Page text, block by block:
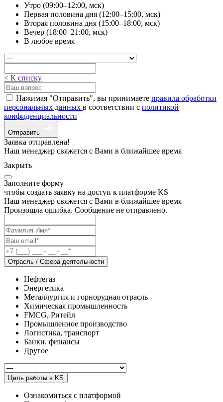
Утро (09:00–12:00, мск)
Первая половина дня (12:00–15:00, мск)
Вторая половина дня (15:00–18:00, мск)
Вечер (18:00–21:00, мск)
В любое время
< К списку
Нажимая "Отправить", вы принимаете правила обработки
персональных данных в соответствии с политикой
конфиденциальности
Отправить
Заявка отправлена!
Наш менеджер свяжется с Вами в ближайшее время
Закрыть
Заполните форму
чтобы создать заявку на доступ к платформе KS
Наш менеджер свяжется с Вами в ближайшее время
Произошла ошибка. Сообщение не отправлено.
Отрасль / Сфера деятельности
Нефтегаз
Энергетика
Металлургия и горнорудная отрасль
Химическая промышленность
FMCG, Ритейл
Промышленное производство
Логистика, транспорт
Банки, финансы
Другое
Цель работы в KS
Ознакомиться с платформой